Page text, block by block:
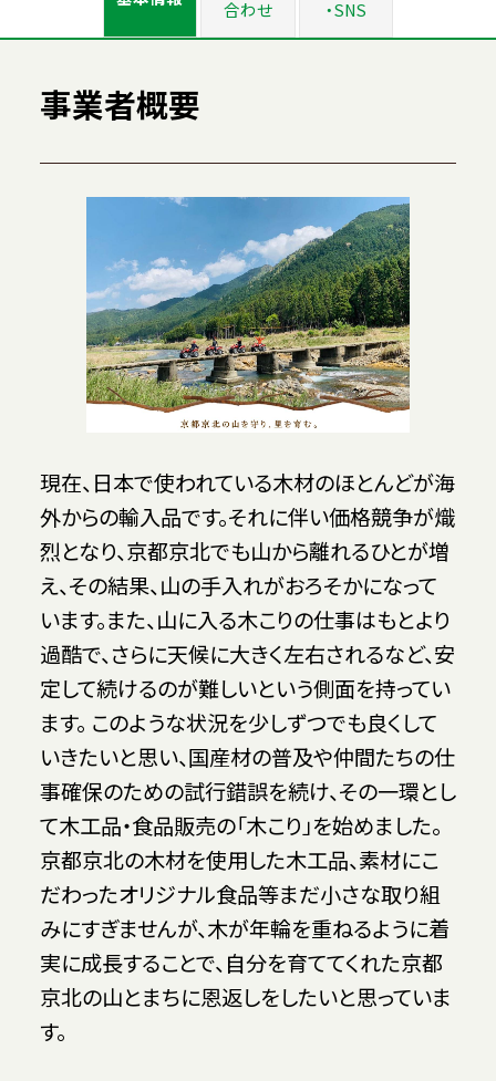
合わせ
・SNS
事業者概要
現在、日本で使われている木材のほとんどが海
外からの輸入品です。それに伴い価格競争が熾
烈となり、京都京北でも山から離れるひとが増
え、その結果、山の手入れがおろそかになって
います。また、山に入る木こりの仕事はもとより
過酷で、さらに天候に大きく左右されるなど、安
定して続けるのが難しいという側面を持ってい
ます。 このような状況を少しずつでも良くして
いきたいと思い、国産材の普及や仲間たちの仕
事確保のための試行錯誤を続け、その一環とし
て木工品・食品販売の「木こり」を始めました。
京都京北の木材を使用した木工品、素材にこ
だわったオリジナル食品等まだ小さな取り組
みにすぎませんが、木が年輪を重ねるように着
実に成長することで、自分を育ててくれた京都
京北の山とまちに恩返しをしたいと思っていま
す。